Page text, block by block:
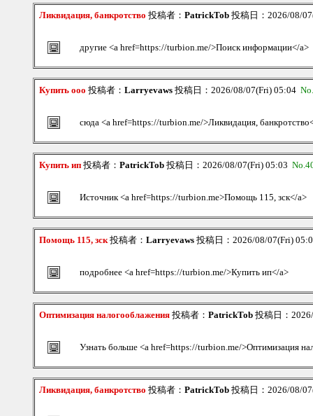
Ликвидация, банкротство 投稿者： PatrickTob 投稿日：2026/08/
другие <a href=https://turbion.me/>Поиск информации</a>
Купить ооо 投稿者： Larryevaws 投稿日：2026/08/07(Fri) 05:04
сюда <a href=https://turbion.me/>Ликвидация,
Купить ип 投稿者： PatrickTob 投稿日：2026/08/07(Fri) 05:03
Источник <a href=https://turbion.me>Помощь 115, зск</a>
Помощь 115, зск投稿者： Larryevaws 投稿日：2026/08/07(Fri)
подробнее <a href=https://turbion.me/>Купить ип</a>
Оптимизация налогооблажения 投稿者： PatrickTob 投稿日：
Узнать больше <a href=https://turbion.me/>Оптимизация
Ликвидация, банкротство 投稿者： PatrickTob 投稿日：2026/08/